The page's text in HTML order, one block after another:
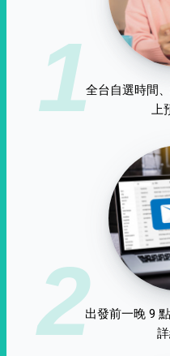
1全台自選時間
上
2出發前一晚 9